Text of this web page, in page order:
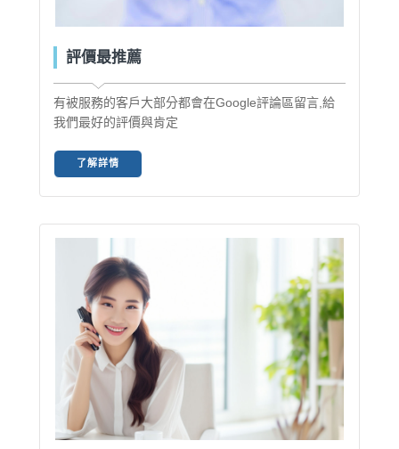
評價最推薦
有被服務的客戶大部分都會在Google評論區留言,給
我們最好的評價與肯定
了解詳情